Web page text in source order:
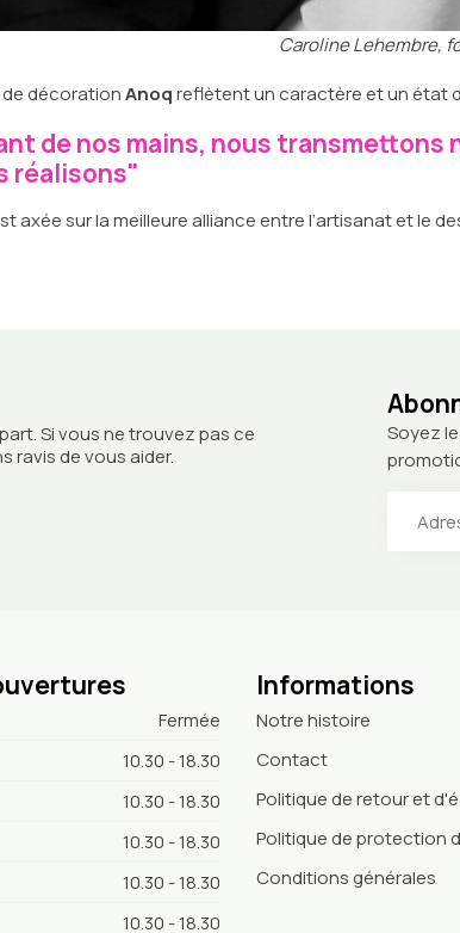
Caroline Lehembre,
décorationAnoqreflètent un caractère et un état
de nos mains, nous
réalisons"
axée sur la meilleure alliance entre l’artisanat et le
Si vous ne trouvez pas ce
ravis de vous aider.
Soyez
Fermée
10.30 - 18.30
10.30 - 18.30
10.30 - 18.30
10.30 - 18.30
10.30 - 18.30
Informations
Notre histoire
Contact
Politique de retour et
Politique de protection
Conditions générales